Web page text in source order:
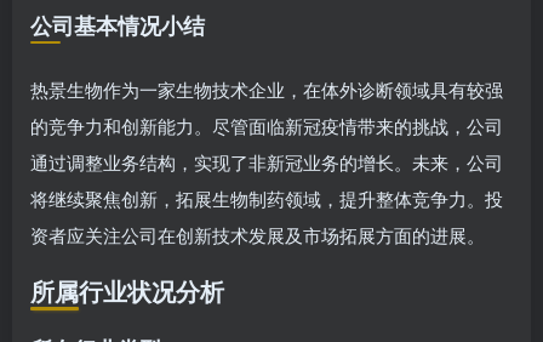
公司基本情况小结
热景生物作为一家生物技术企业，在体外诊断领域具有较强
的竞争力和创新能力。尽管面临新冠疫情带来的挑战，公司
通过调整业务结构，实现了非新冠业务的增长。未来，公司
将继续聚焦创新，拓展生物制药领域，提升整体竞争力。投
资者应关注公司在创新技术发展及市场拓展方面的进展。
所属行业状况分析